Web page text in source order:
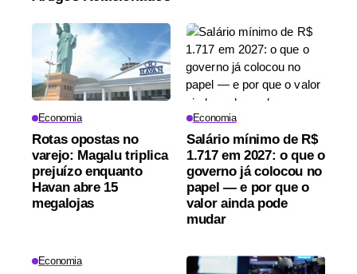
Economia
Rotas opostas no
varejo: Magalu triplica
prejuízo enquanto
Havan abre 15
megalojas
Economia
Salário mínimo de R$
1.717 em 2027: o que o
governo já colocou no
papel — e por que o
valor ainda pode
mudar
Economia